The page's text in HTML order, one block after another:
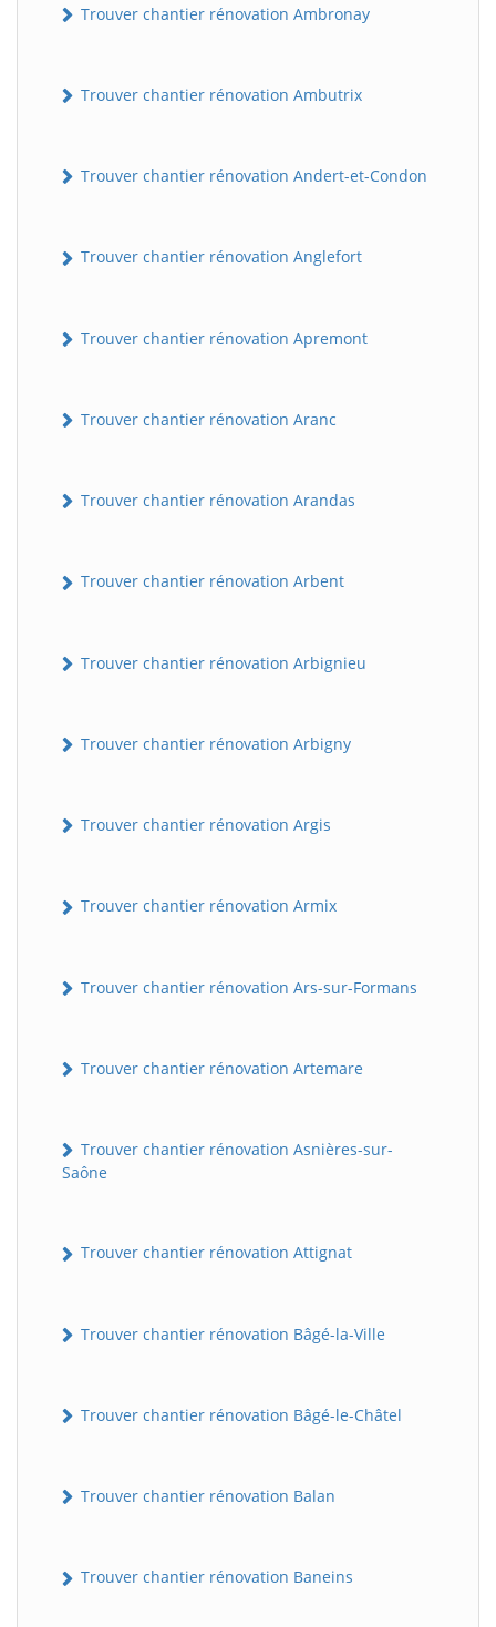
Trouver chantier rénovation Ambronay
Trouver chantier rénovation Ambutrix
Trouver chantier rénovation Andert-et-Condon
Trouver chantier rénovation Anglefort
Trouver chantier rénovation Apremont
Trouver chantier rénovation Aranc
Trouver chantier rénovation Arandas
Trouver chantier rénovation Arbent
Trouver chantier rénovation Arbignieu
Trouver chantier rénovation Arbigny
Trouver chantier rénovation Argis
Trouver chantier rénovation Armix
Trouver chantier rénovation Ars-sur-Formans
Trouver chantier rénovation Artemare
Trouver chantier rénovation Asnières-sur-
Saône
Trouver chantier rénovation Attignat
Trouver chantier rénovation Bâgé-la-Ville
Trouver chantier rénovation Bâgé-le-Châtel
Trouver chantier rénovation Balan
Trouver chantier rénovation Baneins